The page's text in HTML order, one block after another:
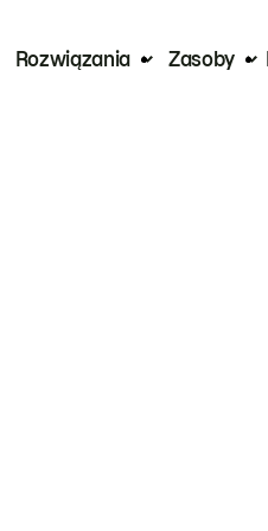
Rozwiązania Zasoby